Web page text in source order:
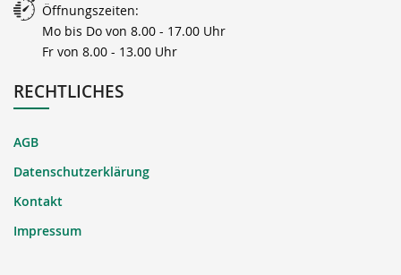
Öffnungszeiten:
Mo bis Do von 8.00 - 17.00 Uhr
Fr von 8.00 - 13.00 Uhr
RECHTLICHES
AGB
Datenschutzerklärung
Kontakt
Impressum